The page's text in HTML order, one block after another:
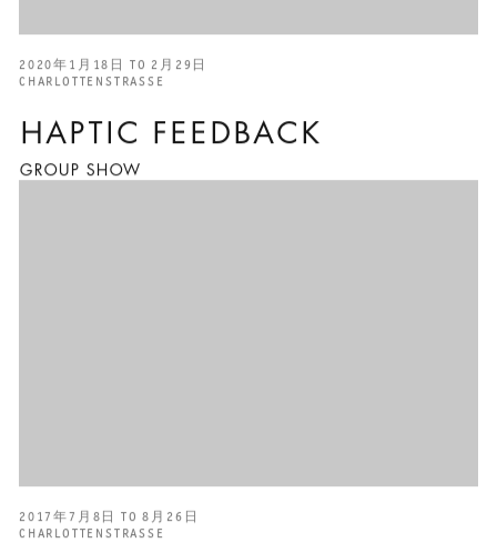
HAPTIC FEEDBACK
GROUP SHOW
2020年1月18日 TO 2月29日
CHARLOTTENSTRASSE
2017年7月8日 TO 8月26日
CHARLOTTENSTRASSE